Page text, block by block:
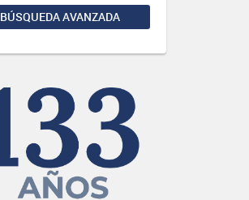
BÚSQUEDA AVANZADA